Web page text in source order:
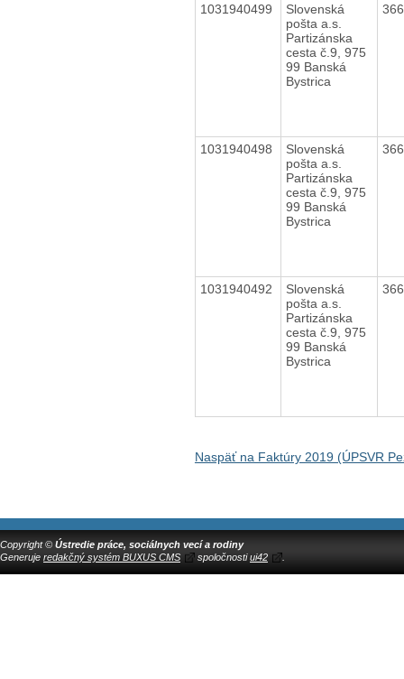
1031940499
Slovenská
pošta a.s.
Partizánska
cesta č.9, 975
99 Banská
Bystrica
1031940498
Slovenská
pošta a.s.
Partizánska
cesta č.9, 975
99 Banská
Bystrica
1031940492
Slovenská
pošta a.s.
Partizánska
cesta č.9, 975
99 Banská
Bystrica
Naspäť na Faktúry 2019 (ÚPSVR
Copyright © Ústredie práce, sociálnych vecí a rodiny
Generuje redakčný systém BUXUS CMS spoločnostiui42